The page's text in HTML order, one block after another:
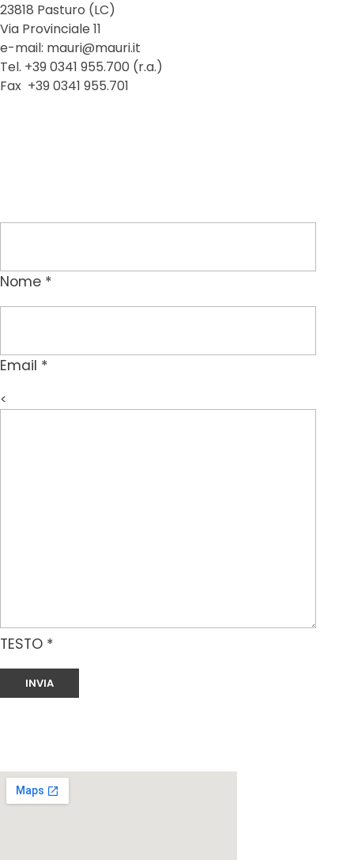
23818 Pasturo (LC)
Via Provinciale 11
e-mail: mauri@mauri.it
Tel. +39 0341 955.700 (r.a.)
Fax +39 0341 955.701
Nome *
Email *
<
TESTO *